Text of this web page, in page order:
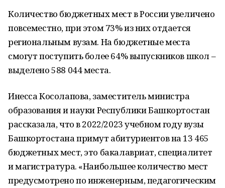
Количество бюджетных мест в России увеличено
повсеместно, при этом 73% из них отдается
региональным вузам. На бюджетные места
смогут поступить более 64% выпускников школ –
выделено 588 044 места.
Инесса Косолапова, заместитель министра
образования и науки Республики Башкортостан
рассказала, что в 2022/2023 учебном году вузы
Башкортостана примут абитуриентов на 13 465
бюджетных мест, это бакалавриат, специалитет
и магистратура. «Наибольшее количество мест
предусмотрено по инженерным, педагогическим